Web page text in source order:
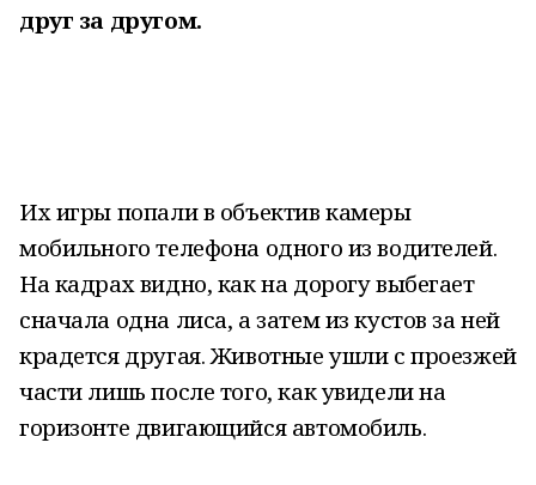
друг за другом.
Их игры попали в объектив камеры
мобильного телефона одного из водителей.
На кадрах видно, как на дорогу выбегает
сначала одна лиса, а затем из кустов за ней
крадется другая. Животные ушли с проезжей
части лишь после того, как увидели на
горизонте двигающийся автомобиль.